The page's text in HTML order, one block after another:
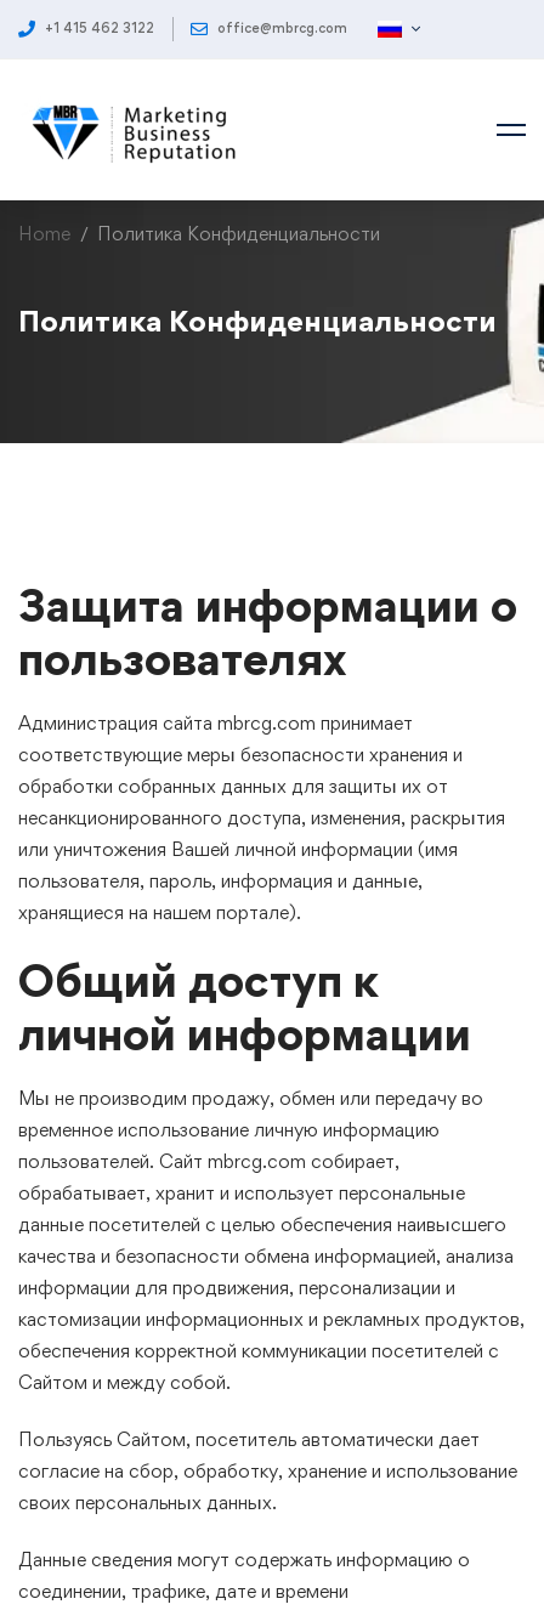
+1 415 462 3122 office@mbrcg.com
Home Политика Конфиденциальности
Политика Конфиденциальности
Защита информации о
пользователях
Администрация сайта mbrcg.com принимает
соответствующие меры безопасности хранения и
обработки собранных данных для защиты их от
несанкционированного доступа, изменения, раскрытия
или уничтожения Вашей личной информации (имя
пользователя, пароль, информация и данные,
хранящиеся на нашем портале).
Общий доступ к
личной информации
Мы не производим продажу, обмен или передачу во
временное использование личную информацию
пользователей. Сайт mbrcg.com собирает,
обрабатывает, хранит и использует персональные
данные посетителей с целью обеспечения наивысшего
качества и безопасности обмена информацией, анализа
информации для продвижения, персонализации и
кастомизации информационных и рекламных продуктов,
обеспечения корректной коммуникации посетителей с
Сайтом и между собой.
Пользуясь Сайтом, посетитель автоматически дает
согласие на сбор, обработку, хранение и использование
своих персональных данных.
Данные сведения могут содержать информацию о
соединении, трафике, дате и времени